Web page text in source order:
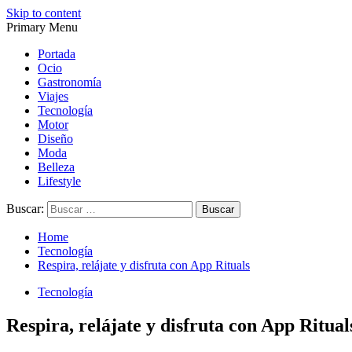
Skip to content
Primary Menu
Portada
Ocio
Gastronomía
Viajes
Tecnología
Motor
Diseño
Moda
Belleza
Lifestyle
Buscar:
Home
Tecnología
Respira, relájate y disfruta con App Rituals
Tecnología
Respira, relájate y disfruta con App